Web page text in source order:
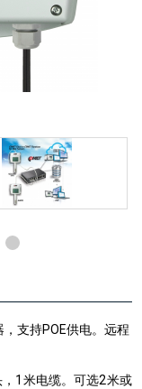
支持POE供电。远程
1米电缆。可选2米或